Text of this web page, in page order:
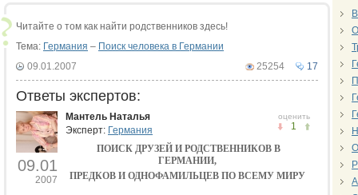
Читайте о том как найти родственников здесь!
Тема: Германия – Поиск человека в Германии
17
25254
09.01.2007
Ответы экспертов:
09.01
2007
оценить
1
Мантель Наталья
Эксперт: Германия
ПОИСК ДРУЗЕЙ И РОДСТВЕННИКОВ В
ГЕРМАНИИ,
ПРЕДКОВ И ОДНОФАМИЛЬЦЕВ ПО ВСЕМУ МИРУ